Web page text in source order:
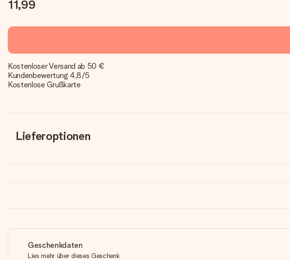
11,99
Kostenloser Versand ab 50 €
Kundenbewertung 4,8/5
Kostenlose Grußkarte
Lieferoptionen
Geschenkdaten
Lies mehr über dieses Geschenk